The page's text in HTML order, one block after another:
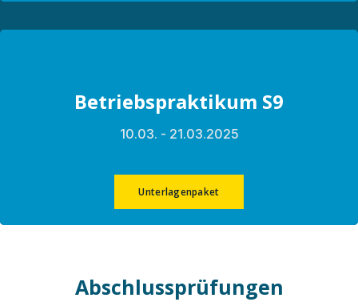
Betriebspraktikum S9
10.03. - 21.03.2025
Unterlagenpaket
Abschlussprüfungen